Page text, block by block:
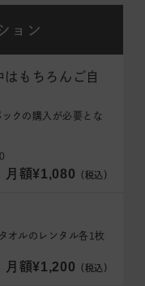
ョン
もちろんご自
クの購入が必要とな
月額¥1,080 （税込）
オルのレンタル各1枚
月額¥1,200 （税込）